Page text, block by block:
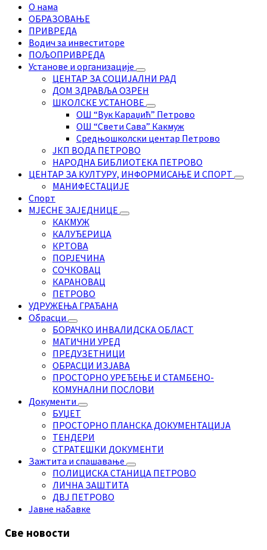
О нама
ОБРАЗОВАЊЕ
ПРИВРЕДА
Водич за инвеститоре
ПОЉОПРИВРЕДА
Установе и организације
ЦЕНТАР ЗА СОЦИЈАЛНИ РАД
ДОМ ЗДРАВЉА ОЗРЕН
ШКОЛСКЕ УСТАНОВЕ
ОШ “Вук Караџић” Петрово
ОШ “Свети Сава” Какмуж
Средњошколски центар Петрово
ЈКП ВОДА ПЕТРОВО
НАРОДНА БИБЛИОТЕКА ПЕТРОВО
ЦЕНТАР ЗА КУЛТУРУ, ИНФОРМИСАЊЕ И СПОРТ
МАНИФЕСТАЦИЈЕ
Спорт
МЈЕСНЕ ЗАЈЕДНИЦЕ
КАКМУЖ
КАЛУЂЕРИЦА
КРТОВА
ПОРЈЕЧИНА
СОЧКОВАЦ
КАРАНОВАЦ
ПЕТРОВО
УДРУЖЕЊА ГРАЂАНА
Обрасци
БОРАЧКО ИНВАЛИДСКА ОБЛАСТ
МАТИЧНИ УРЕД
ПРЕДУЗЕТНИЦИ
ОБРАСЦИ ИЗЈАВА
ПРОСТОРНО УРЕЂЕЊЕ И СТАМБЕНО-
КОМУНАЛНИ ПОСЛОВИ
Документи
БУЏЕТ
ПРОСТОРНО ПЛАНСКА ДОКУМЕНТАЦИЈА
ТЕНДЕРИ
СТРАТЕШКИ ДОКУМЕНТИ
Зажтита и спашавање
ПОЛИЦИСКА СТАНИЦА ПЕТРОВО
ЛИЧНА ЗАШТИТА
ДВЈ ПЕТРОВО
Јавне набавке
Све новости